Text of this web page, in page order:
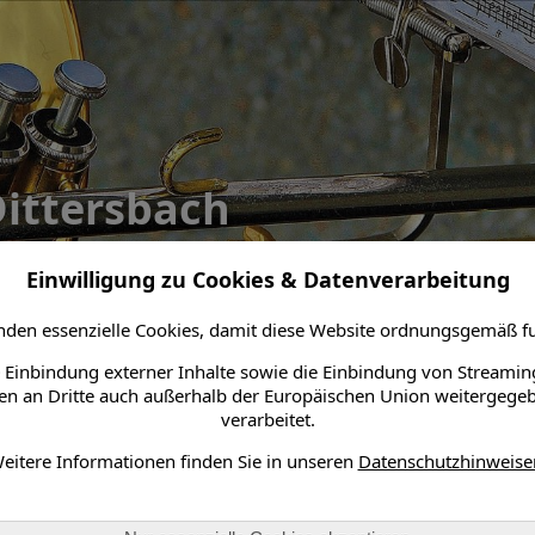
Einwilligung zu Cookies & Datenverarbeitung
essenzielle Cookies, damit diese Website ordnungsgemäß
Einbindung externer Inhalte sowie die Einbindung von
an Dritte auch außerhalb der Europäischen Union
verarbeitet.
Informationen finden Sie in unseren
BLICK ZURÜCK GEMEINSAM PROJEKTE
Dittersbach
neue Noten, Notenständer – die Kosten für diese Dinge
BläserInnen beim gemeinsamen Musizieren ein Stück
qualitativ musizieren, damit auch alle Zuhörer Freude haben.